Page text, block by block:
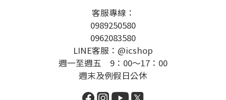
客服專線：
0989250580
0962083580
LINE客服：@icshop
週一至週五 9：00～17：00
週末及例假日公休